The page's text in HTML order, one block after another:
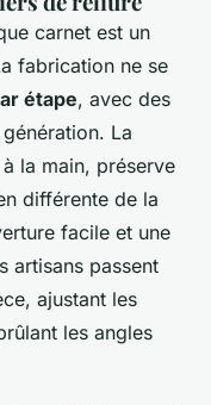
carnet est un
fabrication ne se
étape, avec des
La
la main, préserve
différente de la
facile et une
artisans passent
ajustant les
les angles